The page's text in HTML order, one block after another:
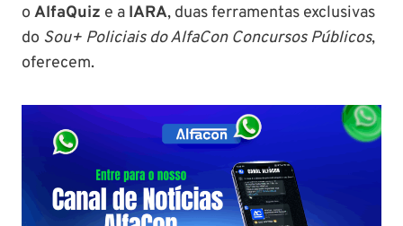
o AlfaQuiz e a IARA, duas ferramentas exclusivas
do Sou+ Policiais do AlfaCon Concursos Públicos,
oferecem.